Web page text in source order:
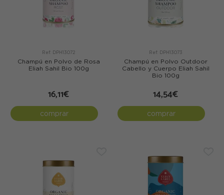
Ref: DPH13072
Champú en Polvo de Rosa
Eliah Sahil Bio 100g
16,11€
comprar
Ref: DPH13073
Champú en Polvo Outdoor
Cabello y Cuerpo Eliah Sahil
Bio 100g
14,54€
comprar